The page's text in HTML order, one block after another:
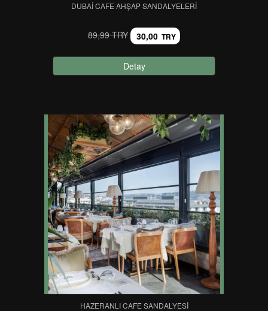
DUBAI CAFE AHŞAP SANDALYELERI
89,99 TRY 30,00 TRY
Detay
HAZERANLI CAFE SANDALYESI